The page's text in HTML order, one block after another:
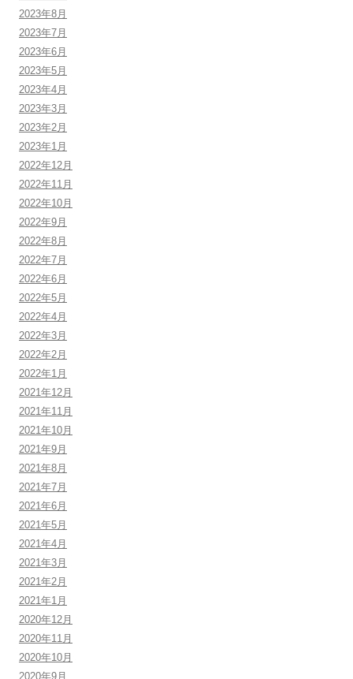
2023年8月
2023年7月
2023年6月
2023年5月
2023年4月
2023年3月
2023年2月
2023年1月
2022年12月
2022年11月
2022年10月
2022年9月
2022年8月
2022年7月
2022年6月
2022年5月
2022年4月
2022年3月
2022年2月
2022年1月
2021年12月
2021年11月
2021年10月
2021年9月
2021年8月
2021年7月
2021年6月
2021年5月
2021年4月
2021年3月
2021年2月
2021年1月
2020年12月
2020年11月
2020年10月
2020年9月